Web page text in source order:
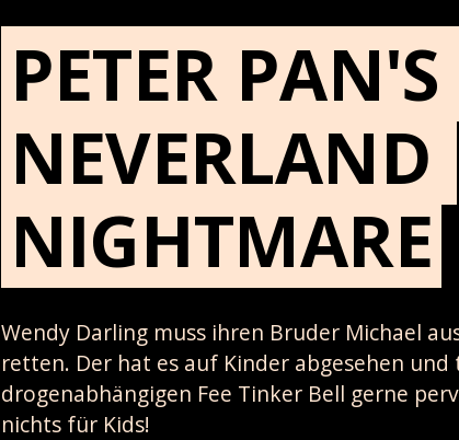
PETER PAN'S
NEVERLAND
NIGHTMARE
Wendy Darling muss ihren Bruder Michael
retten. Der hat es auf Kinder abgesehen
drogenabhängigen Fee Tinker Bell gerne
nichts für Kids!